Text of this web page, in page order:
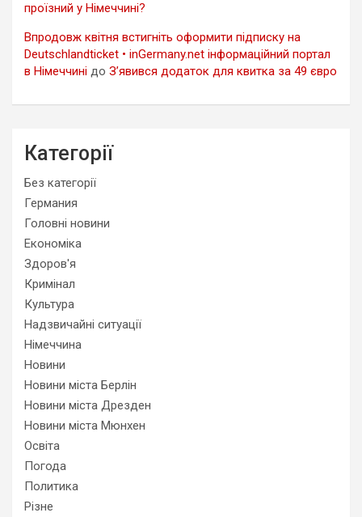
проїзний у Німеччині?
Впродовж квітня встигніть оформити підписку на
Deutschlandticket • inGermany.net інформаційний портал
в Німеччині до З’явився додаток для квитка за 49 євро
Категорії
Без категорії
Германия
Головні новини
Економіка
Здоров'я
Кримінал
Культура
Надзвичайні ситуації
Німеччина
Новини
Новини міста Берлін
Новини міста Дрезден
Новини міста Мюнхен
Освіта
Погода
Политика
Різне